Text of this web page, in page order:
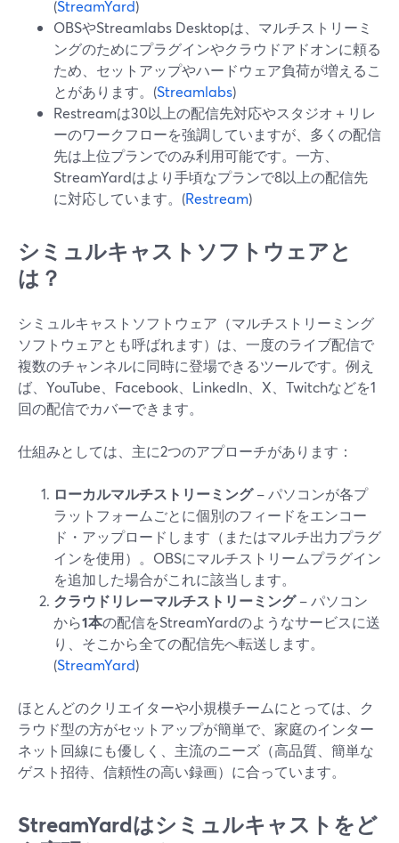
(StreamYard)
OBSやStreamlabs Desktopは、マルチストリーミ
ングのためにプラグインやクラウドアドオンに頼る
ため、セットアップやハードウェア負荷が増えるこ
とがあります。(Streamlabs)
Restreamは30以上の配信先対応やスタジオ＋リレ
ーのワークフローを強調していますが、多くの配信
先は上位プランでのみ利用可能です。一方、
StreamYardはより手頃なプランで8以上の配信先
に対応しています。(Restream)
シミュルキャストソフトウェアと
は？
シミュルキャストソフトウェア（マルチストリーミング
ソフトウェアとも呼ばれます）は、一度のライブ配信で
複数のチャンネルに同時に登場できるツールです。例え
ば、YouTube、Facebook、LinkedIn、X、Twitchなどを1
回の配信でカバーできます。
仕組みとしては、主に2つのアプローチがあります：
ローカルマルチストリーミング– パソコンが各プ
ラットフォームごとに個別のフィードをエンコー
ド・アップロードします（またはマルチ出力プラグ
インを使用）。OBSにマルチストリームプラグイン
を追加した場合がこれに該当します。
クラウドリレーマルチストリーミング– パソコン
から1本の配信をStreamYardのようなサービスに送
り、そこから全ての配信先へ転送します。
(StreamYard)
ほとんどのクリエイターや小規模チームにとっては、ク
ラウド型の方がセットアップが簡単で、家庭のインター
ネット回線にも優しく、主流のニーズ（高品質、簡単な
ゲスト招待、信頼性の高い録画）に合っています。
StreamYardはシミュルキャストをど